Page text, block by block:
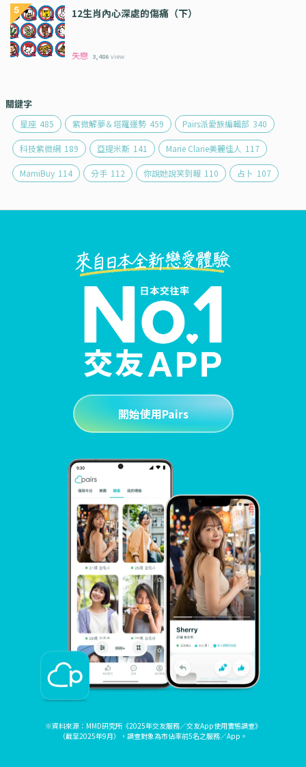
12生肖內心深處的傷痛（下）
失戀 3,486 view
關鍵字
星座 485 紫微解夢＆塔羅運勢 459 Pairs派愛族編輯部 340
科技紫微網 189 亞提米斯 141 Marie Clarie美麗佳人 117
MamiBuy 114 分手 112 你說她說笑到報 110 占卜 107
開始使用Pairs
※資料來源：MMD研究所《2025年交友服務／交友App使用實態調查》
（截至2025年9月），調查對象為市佔率前5名之服務／App。